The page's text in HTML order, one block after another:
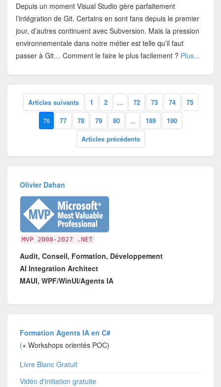
Depuis un moment Visual Studio gère parfaitement
l’intégration de Git. Certains en sont fans depuis le premier
jour, d’autres continuent avec Subversion. Mais la pression
environnementale dans notre métier est telle qu’il faut
passer à Git… Comment le faire le plus facilement ? Plus...
Articles suivants 1 2 ... 72 73 74
75
76
77 78 79 80 ... 189
190
Articles précédents
Olivier Dahan
MVP 2008-2027 .NET
Audit, Conseil, Formation, Développement
AI Integration Architect
MAUI, WPF/WinUI/Agents IA
Formation Agents IA en C#
(+ Workshops orientés POC)
Livre Blanc Gratuit
Vidéo d'initiation gratuite